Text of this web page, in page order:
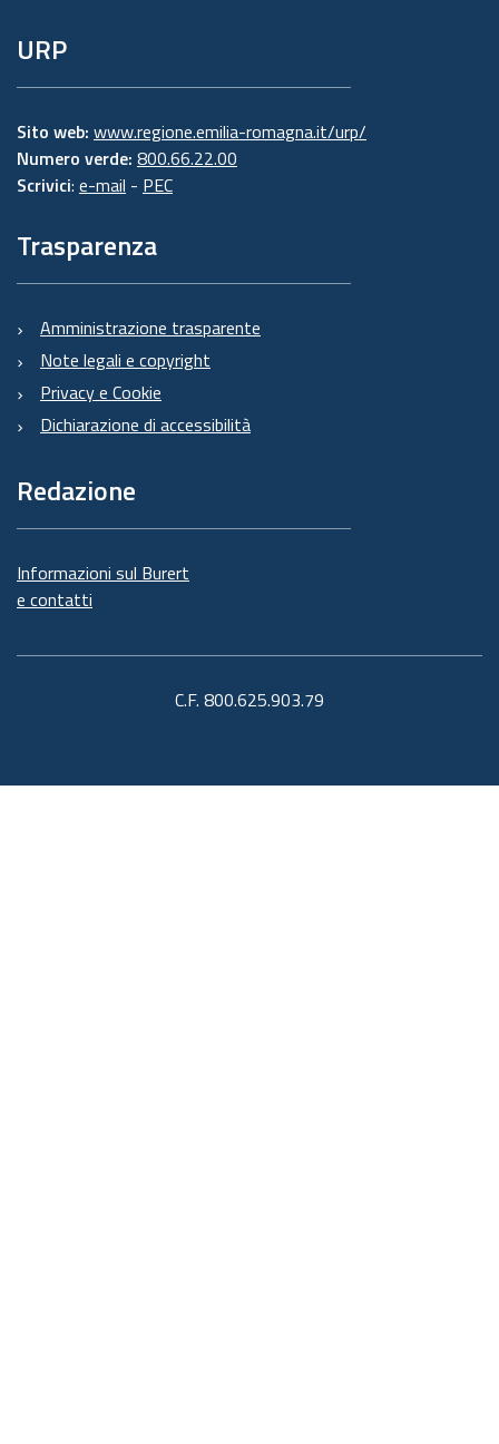
URP
Sito web: www.regione.emilia-romagna.it/urp/
Numero verde: 800.66.22.00
Scrivici: e-mail - PEC
Trasparenza
Amministrazione trasparente
Note legali e copyright
Privacy e Cookie
Dichiarazione di accessibilità
Redazione
Informazioni sul Burert
e contatti
C.F. 800.625.903.79